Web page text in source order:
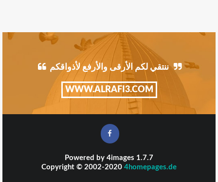
ننتقي لكم الأرقى والأرفع لأذواقكم
WWW.ALRAFI3.COM
Powered by 4images 1.7.7
Copyright © 2002-2020 4homepages.de